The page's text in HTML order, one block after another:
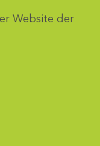
Website der
auswählen